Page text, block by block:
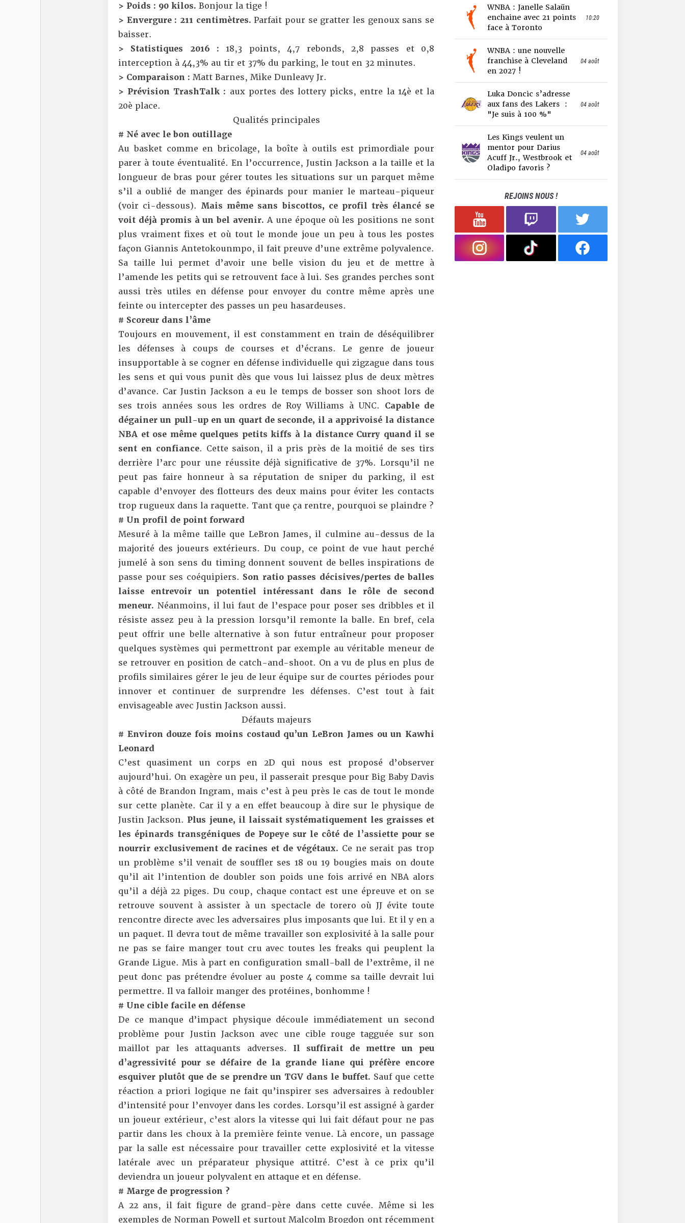
> Poids : 90 kilos. Bonjour la tige !
> Envergure : 211 centimètres.Parfait pour se gratter les genoux sans se
baisser.
> Statistiques 2016 :18,3 points, 4,7 rebonds, 2,8 passes et 0,8
interception à 44,3% au tir et 37% du parking, le tout en 32 minutes.
> Comparaison : Matt Barnes, Mike Dunleavy Jr.
> Prévision TrashTalk : aux portes des lottery picks, entre la 14è et la
20è place.
Qualités principales
# Né avec le bon outillage
Au basket comme en bricolage, la boîte à outils est primordiale pour
parer à toute éventualité. En l’occurrence, Justin Jackson a la taille et la
longueur de bras pour gérer toutes les situations sur un parquet même
s’il a oublié de manger des épinards pour manier le marteau-piqueur
(voir ci-dessous). Mais même sans biscottos, ce profil très élancé se
voit déjà promis à un bel avenir. A une époque où les positions ne sont
plus vraiment fixes et où tout le monde joue un peu à tous les postes
façon Giannis Antetokounmpo, il fait preuve d’une extrême polyvalence.
Sa taille lui permet d’avoir une belle vision du jeu et de mettre à
l’amende les petits qui se retrouvent face à lui. Ses grandes perches sont
aussi très utiles en défense pour envoyer du contre même après une
feinte ou intercepter des passes un peu hasardeuses.
# Scoreur dans l’âme
Toujours en mouvement, il est constamment en train de déséquilibrer
les défenses à coups de courses et d’écrans. Le genre de joueur
insupportable à se cogner en défense individuelle qui zigzague dans tous
les sens et qui vous punit dès que vous lui laissez plus de deux mètres
d’avance. Car Justin Jackson a eu le temps de bosser son shoot lors de
ses trois années sous les ordres de Roy Williams à UNC. Capable de
dégainer un pull-up en un quart de seconde, il a apprivoisé la distance
NBA et ose même quelques petits kiffs à la distance Curry quand il se
sent en confiance. Cette saison, il a pris près de la moitié de ses tirs
derrière l’arc pour une réussite déjà significative de 37%. Lorsqu’il ne
peut pas faire honneur à sa réputation de sniper du parking, il est
capable d’envoyer des flotteurs des deux mains pour éviter les contacts
trop rugueux dans la raquette. Tant que ça rentre, pourquoi se plaindre ?
# Un profil de point forward
Mesuré à la même taille que LeBron James, il culmine au-dessus de la
majorité des joueurs extérieurs. Du coup, ce point de vue haut perché
jumelé à son sens du timing donnent souvent de belles inspirations de
passe pour ses coéquipiers. Son ratio passes décisives/pertes de balles
laisse entrevoir un potentiel intéressant dans le rôle de second
meneur. Néanmoins, il lui faut de l’espace pour poser ses dribbles et il
résiste assez peu à la pression lorsqu’il remonte la balle. En bref, cela
peut offrir une belle alternative à son futur entraîneur pour proposer
quelques systèmes qui permettront par exemple au véritable meneur de
se retrouver en position de catch-and-shoot. On a vu de plus en plus de
profils similaires gérer le jeu de leur équipe sur de courtes périodes pour
innover et continuer de surprendre les défenses. C’est tout à fait
envisageable avec Justin Jackson aussi.
Défauts majeurs
# Environ douze fois moins costaud qu’un LeBron James ou un Kawhi
Leonard
C’est quasiment un corps en 2D qui nous est proposé d’observer
aujourd’hui. On exagère un peu, il passerait presque pour Big Baby Davis
à côté de Brandon Ingram, mais c’est à peu près le cas de tout le monde
sur cette planète. Car il y a en effet beaucoup à dire sur le physique de
Justin Jackson. Plus jeune, il laissait systématiquement les graisses et
les épinards transgéniques de Popeye sur le côté de l’assiette pour se
nourrir exclusivement de racines et de végétaux. Ce ne serait pas trop
un problème s’il venait de souffler ses 18 ou 19 bougies mais on doute
qu’il ait l’intention de doubler son poids une fois arrivé en NBA alors
qu’il a déjà 22 piges. Du coup, chaque contact est une épreuve et on se
retrouve souvent à assister à un spectacle de torero où JJ évite toute
rencontre directe avec les adversaires plus imposants que lui. Et il y en a
un paquet. Il devra tout de même travailler son explosivité à la salle pour
ne pas se faire manger tout cru avec toutes les freaks qui peuplent la
Grande Ligue. Mis à part en configuration small-ball de l’extrême, il ne
peut donc pas prétendre évoluer au poste 4 comme sa taille devrait lui
permettre. Il va falloir manger des protéines, bonhomme !
# Une cible facile en défense
De ce manque d’impact physique découle immédiatement un second
problème pour Justin Jackson avec une cible rouge tagguée sur son
maillot par les attaquants adverses. Il suffirait de mettre un peu
d’agressivité pour se défaire de la grande liane qui préfère encore
esquiver plutôt que de se prendre un TGV dans le buffet. Sauf que cette
réaction a priori logique ne fait qu’inspirer ses adversaires à redoubler
d’intensité pour l’envoyer dans les cordes. Lorsqu’il est assigné à garder
un joueur extérieur, c’est alors la vitesse qui lui fait défaut pour ne pas
partir dans les choux à la première feinte venue. Là encore, un passage
par la salle est nécessaire pour travailler cette explosivité et la vitesse
latérale avec un préparateur physique attitré. C’est à ce prix qu’il
deviendra un joueur polyvalent en attaque et en défense.
# Marge de progression ?
A 22 ans, il fait figure de grand-père dans cette cuvée. Même si les
exemples de Norman Powell et surtout Malcolm Brogdon ont récemment
WNBA : Janelle Salaün
enchaine avec 21 points
face à Toronto
10:20
WNBA : une nouvelle
franchise à Cleveland
en 2027 !
04 août
Luka Doncic s’adresse
aux fans des Lakers :
"Je suis à 100 %"
04 août
Les Kings veulent un
mentor pour Darius
Acuff Jr., Westbrook et
Oladipo favoris ?
04 août
REJOINS NOUS !